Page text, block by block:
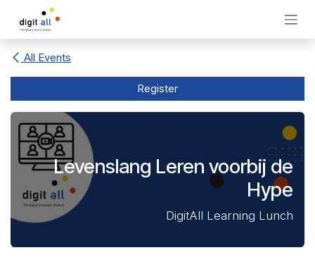
Skip to Content
All Events
Register
Levenslang Leren voorbij de
Hype
DigitAll Learning Lunch